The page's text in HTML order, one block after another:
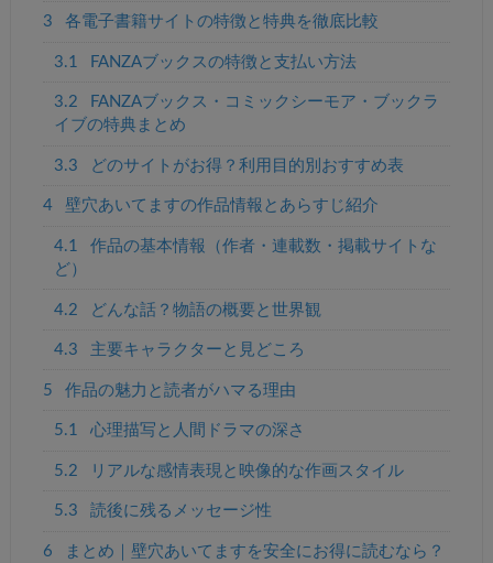
3 各電子書籍サイトの特徴と特典を徹底比較
3.1 FANZAブックスの特徴と支払い方法
3.2
FANZAブックス・コミックシーモア・ブックラ
イブの特典まとめ
3.3 どのサイトがお得？利用目的別おすすめ表
4 壁穴あいてますの作品情報とあらすじ紹介
4.1
作品の基本情報（作者・連載数・掲載サイトな
ど）
4.2 どんな話？物語の概要と世界観
4.3 主要キャラクターと見どころ
5 作品の魅力と読者がハマる理由
5.1 心理描写と人間ドラマの深さ
5.2 リアルな感情表現と映像的な作画スタイル
5.3 読後に残るメッセージ性
6 まとめ｜壁穴あいてますを安全にお得に読むなら？